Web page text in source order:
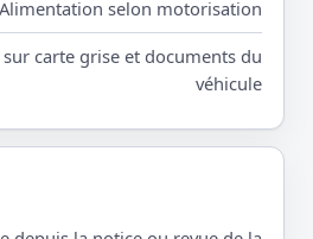
Alimentation selon motorisation
carte grise et documents du
véhicule